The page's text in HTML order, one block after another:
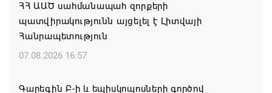
ՀՀ ԱԱԾ սահմանապահ զորքերի
պատվիրակությունն այցելել է Լիտվայի
Հանրապետություն
07.08.2026 16:57
Գարեգին Բ-ի և եպիսկոպոսների գործով